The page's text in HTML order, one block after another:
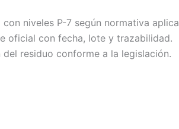
niveles P-7 según normativa
oficial con fecha, lote y trazabilidad.
residuo conforme a la legislación.